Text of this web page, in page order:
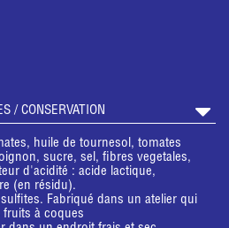
/ CONSERVATION
huile de tournesol, tomates
sucre, sel, fibres vegetales,
d'acidité : acide lactique,
(en résidu).
Fabriqué dans un atelier qui
fruits à coques